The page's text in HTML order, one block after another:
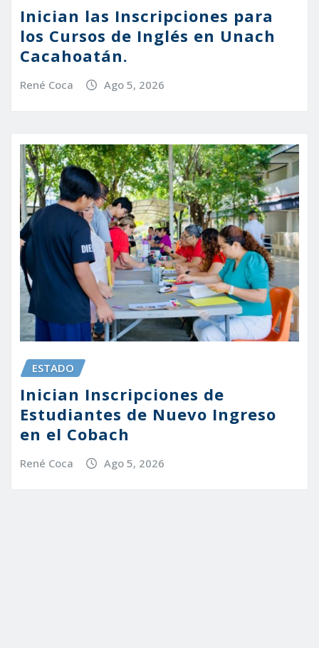
Inician las Inscripciones para
los Cursos de Inglés en Unach
Cacahoatán.
René Coca Ago 5, 2026
ESTADO
Inician Inscripciones de
Estudiantes de Nuevo Ingreso
en el Cobach
René Coca Ago 5, 2026